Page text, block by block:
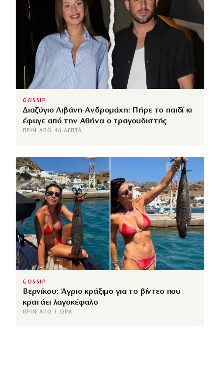
GOSSIP
Διαζύγιο Λιβάνη-Ανδρομάχη: Πήρε το παιδί κι
έφυγε από την Αθήνα ο τραγουδιστής
ΠΡΙΝ ΑΠΌ 46 ΛΕΠΤΆ
GOSSIP
Βερνίκου: Άγριο κράξιμο για το βίντεο που
κρατάει λαγοκέφαλο
ΠΡΙΝ ΑΠΌ 1 ΏΡΑ